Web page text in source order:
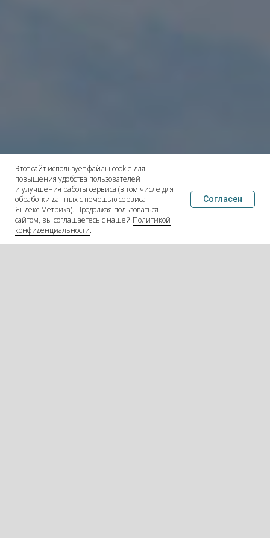
Этот сайт использует файлы cookie для
повышения удобства пользователей
и улучшения работы сервиса (в том числе для
обработки данных с помощью сервиса
Яндекс.Метрика). Продолжая пользоваться
сайтом, вы соглашаетесь с нашей Политикой
конфиденциальности.
Согласен